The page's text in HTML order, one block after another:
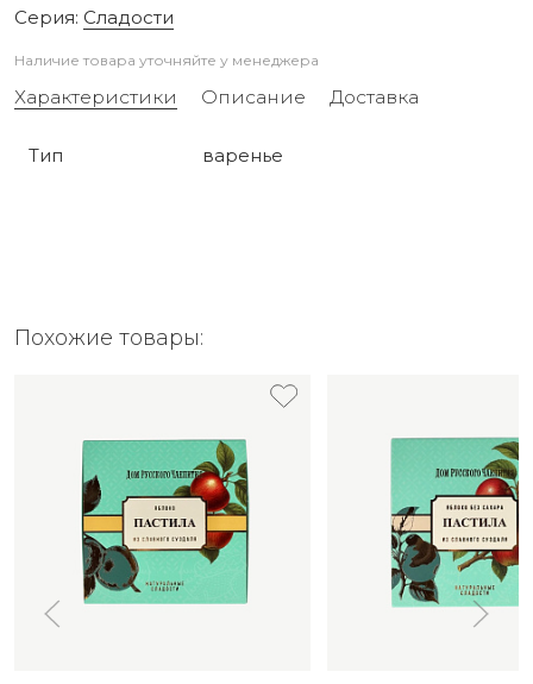
Серия: Сладости
Наличие товара уточняйте у менеджера
Характеристики Описание Доставка
Тип варенье
Похожие товары: